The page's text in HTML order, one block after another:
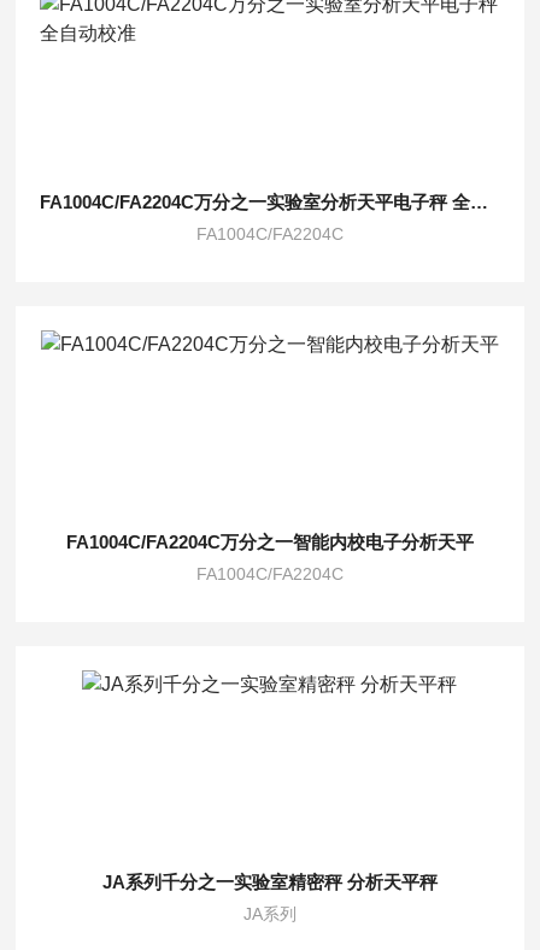
FA1004C/FA2204C万分之一实验室分析天平电子秤 全自动校准
FA1004C/FA2204C
FA1004C/FA2204C万分之一智能内校电子分析天平
FA1004C/FA2204C
JA系列千分之一实验室精密秤 分析天平秤
JA系列